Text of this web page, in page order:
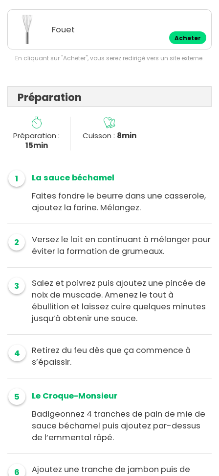
Fouet
Acheter
En cliquant sur "Acheter", vous serez redirigé vers un site externe.
Préparation
Préparation :
15min
Cuisson : 8min
1
La sauce béchamel
Faites fondre le beurre dans une casserole,
ajoutez la farine. Mélangez.
2
Versez le lait en continuant à mélanger pour
éviter la formation de grumeaux.
3
Salez et poivrez puis ajoutez une pincée de
noix de muscade. Amenez le tout à
ébullition et laissez cuire quelques minutes
jusqu’à obtenir une sauce.
4
Retirez du feu dès que ça commence à
s’épaissir.
5
Le Croque-Monsieur
Badigeonnez 4 tranches de pain de mie de
sauce béchamel puis ajoutez par-dessus
de l’emmental râpé.
6
Ajoutez une tranche de jambon puis de